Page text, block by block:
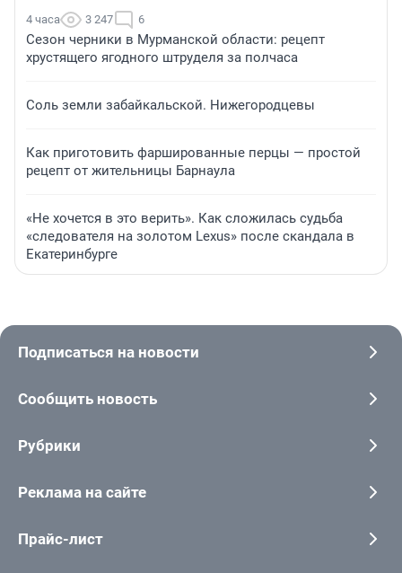
4 часа 3 247 6
Сезон черники в Мурманской области: рецепт
хрустящего ягодного штруделя за полчаса
Соль земли забайкальской. Нижегородцевы
Как приготовить фаршированные перцы — простой
рецепт от жительницы Барнаула
«Не хочется в это верить». Как сложилась судьба
«следователя на золотом Lexus» после скандала в
Екатеринбурге
Подписаться на новости
Сообщить новость
Рубрики
Реклама на сайте
Прайс-лист